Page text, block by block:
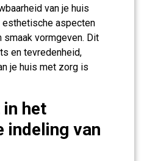
van je huis
esthetische aspecten
smaak vormgeven. Dit
en tevredenheid,
je huis met zorg is
het
indeling van